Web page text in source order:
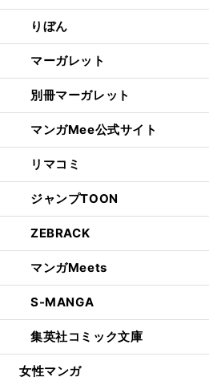
りぼん
マーガレット
別冊マーガレット
マンガMee公式サイト
リマコミ
ジャンプTOON
ZEBRACK
マンガMeets
S-MANGA
集英社コミック文庫
女性マンガ